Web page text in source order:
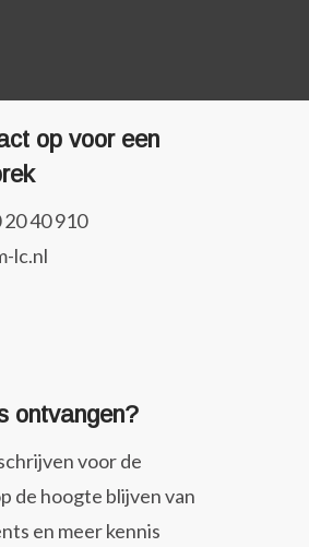
op voor een
20 40 910
lc.nl
ontvangen?
voor de
de hoogte blijven van
en meer kennis